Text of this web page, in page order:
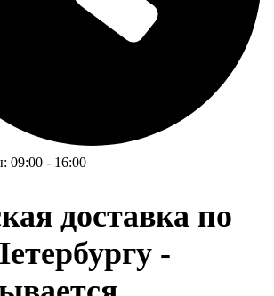
09:00 - 16:00
доставка по
-